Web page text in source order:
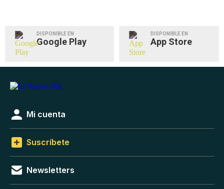
DISPONIBLE EN
Google Play
DISPONIBLE EN
App Store
Mi cuenta
Suscríbete
Newsletters